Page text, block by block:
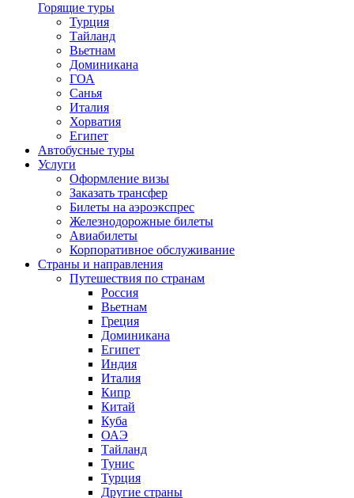
Горящие туры
Турция
Тайланд
Вьетнам
Доминикана
ГОА
Санья
Италия
Хорватия
Египет
Автобусные туры
Услуги
Оформление визы
Заказать трансфер
Билеты на аэроэкспрес
Железнодорожные билеты
Авиабилеты
Корпоративное обслуживание
Страны и направления
Путешествия по странам
Россия
Вьетнам
Греция
Доминикана
Египет
Индия
Италия
Кипр
Китай
Куба
ОАЭ
Тайланд
Тунис
Турция
Другие страны